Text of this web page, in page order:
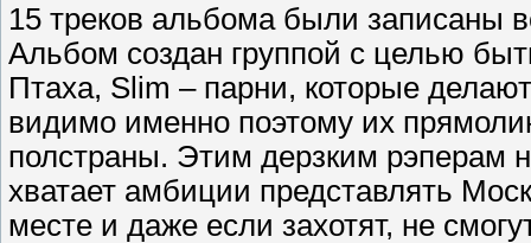
15 треков альбома были записаны
Альбом создан группой с целью
Птаха, Slim – парни, которые
видимо именно поэтому их
полстраны. Этим дерзким рэперам
хватает амбиции представлять
месте и даже если захотят, не